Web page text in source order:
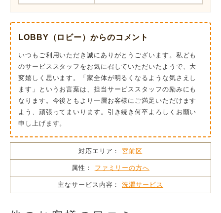
LOBBY（ロビー）からのコメント
いつもご利用いただき誠にありがとうございます。私ども
のサービススタッフをお気に召していただいたようで、大
変嬉しく思います。「家全体が明るくなるような気さえし
ます」というお言葉は、担当サービススタッフの励みにも
なります。今後ともより一層お客様にご満足いただけます
よう、頑張ってまいります。引き続き何卒よろしくお願い
申し上げます。
対応エリア： 宮前区
属性： ファミリーの方へ
主なサービス内容： 洗濯サービス